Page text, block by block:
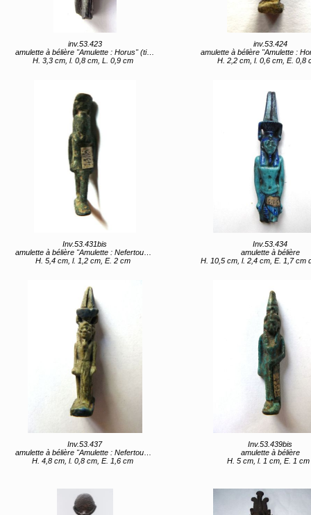
inv.53.423
amulette à bélière "Amulette : Horus" (titre d'usage)
H. 3,3 cm, l. 0,8 cm, L. 0,9 cm
inv.53.424
amulette à bélière "Amulette : Horus" (titre
H. 2,2 cm, l. 0,6 cm, E. 0,8
Inv.53.431bis
amulette à bélière "Amulette : Nefertoum" (titre d'usage)
H. 5,4 cm, l. 1,2 cm, E. 2 cm
Inv.53.434
amulette à bélière
H. 10,5 cm, l. 2,4 cm, E. 1,7 cm d’après Caylus : la figure pouvait avoir quatre pouces quatre
Inv.53.437
amulette à bélière "Amulette : Nefertoum" (titre d'usage)
H. 4,8 cm, l. 0,8 cm, E. 1,6 cm
Inv.53.439bis
amulette à bélière
H. 5 cm, l. 1 cm, E. 1 cm